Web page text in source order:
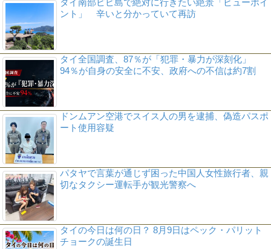
タイ南部ピピ島で絶対に行きたい絶景「ビューポイ
ント」 辛いと分かっていて再訪
タイ全国調査、87％が「犯罪・暴力が深刻化」
94％が自身の安全に不安、政府への不信は約7割
ドンムアン空港でスイス人の男を逮捕、偽造パスポ
ート使用容疑
パタヤで言葉が通じず困った中国人女性旅行者、親
切なタクシー運転手が観光警察へ
タイの今日は何の日？ 8月9日はペック・パリット
チョークの誕生日